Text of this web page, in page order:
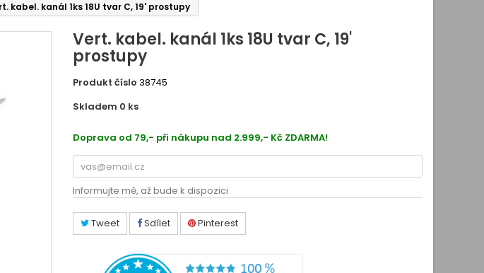
kabel. kanál 1ks 18U tvar C, 19' prostupy
Vert. kabel. kanál 1ks 18U tvar C, 19'
prostupy
Produkt číslo 38745
Skladem 0 ks
Doprava od 79,- při nákupu nad 2.999,- Kč ZDARMA!
Informujte mě, až bude k dispozici
Tweet Sdílet Pinterest